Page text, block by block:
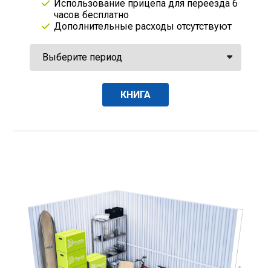
Использование прицепа для переезда 6
часов бесплатно
Дополнительные расходы отсутствуют
КНИГА